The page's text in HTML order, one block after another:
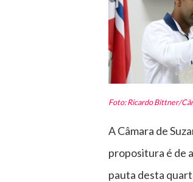
Foto: Ricardo Bittner/
A Câmara de
propositura é de
pauta desta